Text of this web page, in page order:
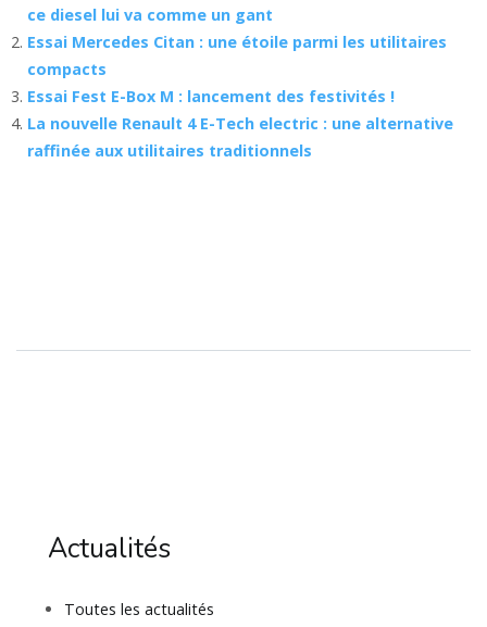
ce diesel lui va comme un gant
Essai Mercedes Citan : une étoile parmi les utilitaires
compacts
Essai Fest E-Box M : lancement des festivités !
La nouvelle Renault 4 E-Tech electric : une alternative
raffinée aux utilitaires traditionnels
Actualités
Toutes les actualités